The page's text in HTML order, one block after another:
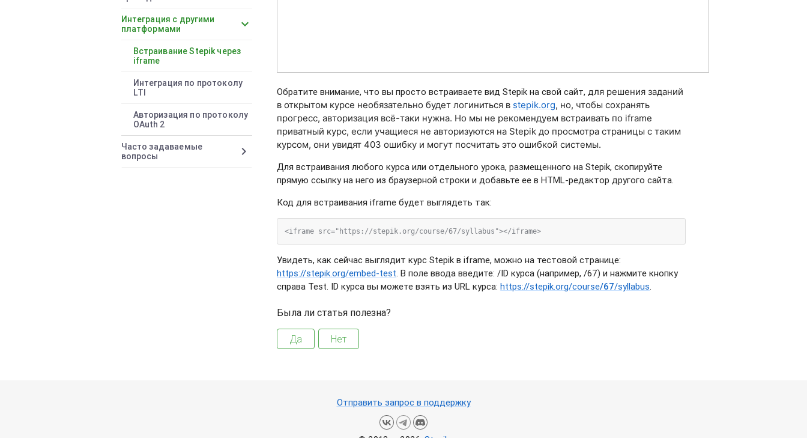
Интеграция с другими
платформами
chevron_right
Встраивание Stepik через
iframe
Интеграция по протоколу
LTI
Авторизация по протоколу
OAuth 2
Часто задаваемые
вопросы
chevron_right
Обратите внимание, что вы просто встраиваете вид Stepik на свой сайт, для решения заданий
в открытом курсе необязательно будет логиниться в stepik.org, но, чтобы сохранять
прогресс, авторизация всё-таки нужна. Но мы не рекомендуем встраивать по iframe
приватный курс, если учащиеся не авторизуются на Stepik до просмотра страницы с таким
курсом, они увидят 403 ошибку и могут посчитать это ошибкой системы.
Для встраивания любого курса или отдельного урока, размещенного на Stepik, скопируйте
прямую ссылку на него из браузерной строки и добавьте ее в HTML-редактор другого сайта.
Код для встраивания iframe будет выглядеть так:
Увидеть, как сейчас выглядит курс Stepik в iframe, можно на тестовой странице:
https://stepik.org/embed-test. В поле ввода введите: /ID курса (например, /67) и нажмите кнопку
справа Test. ID курса вы можете взять из URL курса:https://stepik.org/course/67/syllabus.
Была ли статья полезна?
Да Нет
Отправить запрос в поддержку